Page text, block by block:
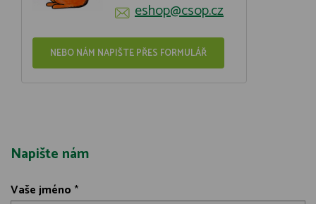
eshop@csop.cz
NEBO NÁM NAPIŠTE PŘES FORMULÁŘ
Napište nám
Vaše jméno *